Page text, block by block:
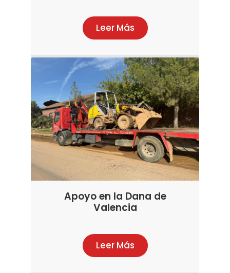
Leer Más
Apoyo en la Dana de
Valencia
Leer Más